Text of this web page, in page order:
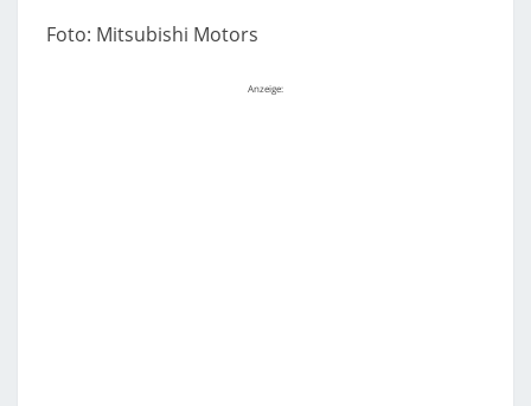
Foto: Mitsubishi Motors
Anzeige: